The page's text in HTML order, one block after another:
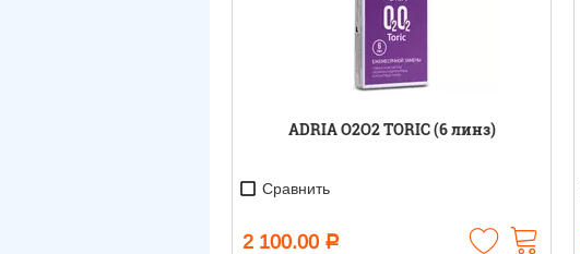
ADRIA O2O2 TORIC (6 линз)
Сравнить
2 100.00 Р